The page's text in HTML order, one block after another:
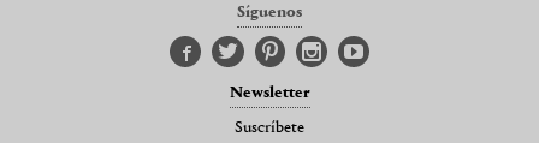
Síguenos
Newsletter
Suscríbete